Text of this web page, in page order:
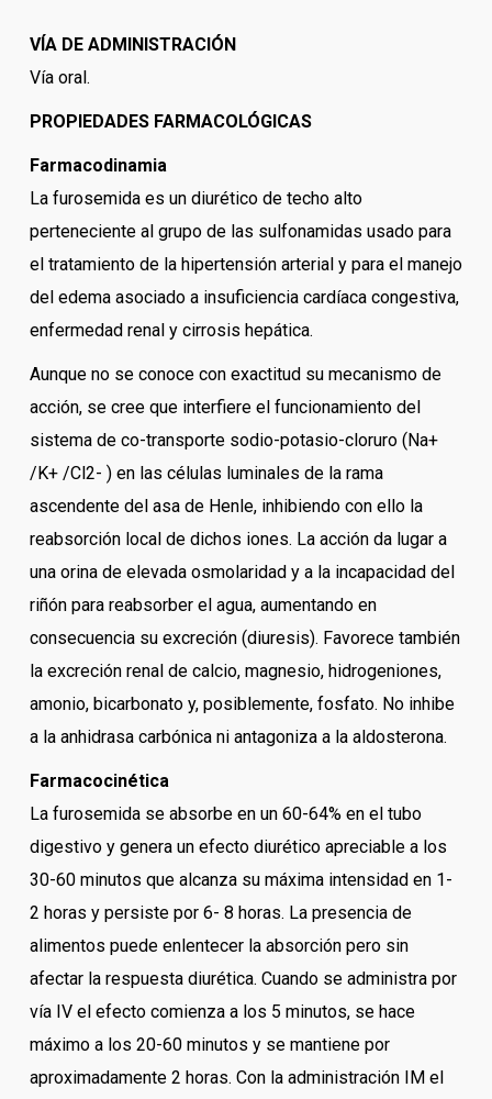
VÍA DE ADMINISTRACIÓN
Vía oral.
PROPIEDADES FARMACOLÓGICAS
Farmacodinamia
La furosemida es un diurético de techo alto
perteneciente al grupo de las sulfonamidas usado para
el tratamiento de la hipertensión arterial y para el manejo
del edema asociado a insuficiencia cardíaca congestiva,
enfermedad renal y cirrosis hepática.
Aunque no se conoce con exactitud su mecanismo de
acción, se cree que interfiere el funcionamiento del
sistema de co-transporte sodio-potasio-cloruro (Na+
/K+ /Cl2- ) en las células luminales de la rama
ascendente del asa de Henle, inhibiendo con ello la
reabsorción local de dichos iones. La acción da lugar a
una orina de elevada osmolaridad y a la incapacidad del
riñón para reabsorber el agua, aumentando en
consecuencia su excreción (diuresis). Favorece también
la excreción renal de calcio, magnesio, hidrogeniones,
amonio, bicarbonato y, posiblemente, fosfato. No inhibe
a la anhidrasa carbónica ni antagoniza a la aldosterona.
Farmacocinética
La furosemida se absorbe en un 60-64% en el tubo
digestivo y genera un efecto diurético apreciable a los
30-60 minutos que alcanza su máxima intensidad en 1-
2 horas y persiste por 6- 8 horas. La presencia de
alimentos puede enlentecer la absorción pero sin
afectar la respuesta diurética. Cuando se administra por
vía IV el efecto comienza a los 5 minutos, se hace
máximo a los 20-60 minutos y se mantiene por
aproximadamente 2 horas. Con la administración IM el